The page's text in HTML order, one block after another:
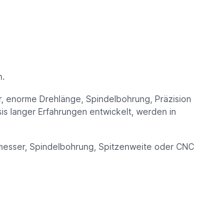
Drehlänge, Spindelbohrung, Präzision
langer Erfahrungen entwickelt, werden in
Spindelbohrung, Spitzenweite oder CNC